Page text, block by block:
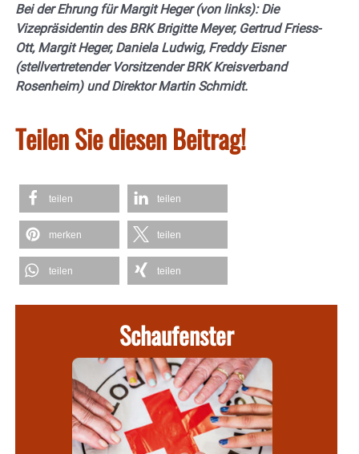
Bei der Ehrung für Margit Heger (von links): Die
Vizepräsidentin des BRK Brigitte Meyer, Gertrud Friess-
Ott, Margit Heger, Daniela Ludwig, Freddy Eisner
(stellvertretender Vorsitzender BRK Kreisverband
Rosenheim) und Direktor Martin Schmidt.
Teilen Sie diesen Beitrag!
teilen teilen
merken teilen
teilen teilen
Schaufenster